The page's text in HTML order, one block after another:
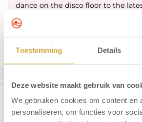
Toestemming Details
Deze website maakt gebruik van
We gebruiken cookies om content en
personaliseren, om functies voor
dance on the disco floor to the
bowling also includes soft drinks
prefer something else than chips?
+ € 3,50 p.p. (option A)
snack (frikandel*, croquette,
€ 4,50 p.p. (option B)